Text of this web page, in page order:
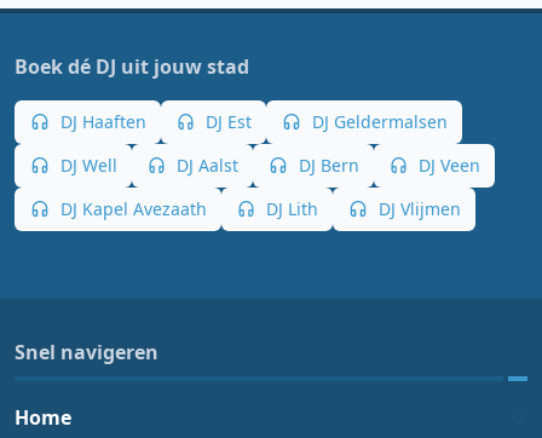
Boek dé DJ uit jouw stad
DJ Haaften DJ Est
DJ Geldermalsen
DJ Well
DJ Aalst DJ Bern
DJ Veen
DJ Kapel Avezaath
DJ Lith DJ Vlijmen
Snel navigeren
Home